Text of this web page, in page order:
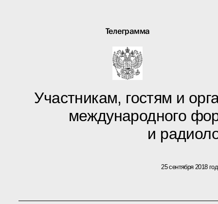
Телеграмма
Участникам, гостям и
международного
и
25 сентября 2018